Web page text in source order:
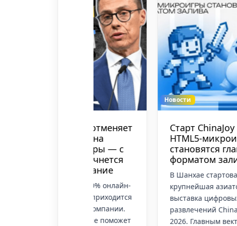
Новости
Старт ChinaJoy 2026:
HTML5-микроигры
становятся главным
форматом залива
В Шанхае стартовала
крупнейшая азиатская
выставка цифровых
развлечений ChinaJoy
2026. Главным вектором